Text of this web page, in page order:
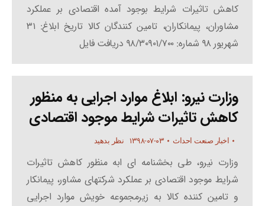
کاهش تاثیرات شرایط بوجود آمده اقتصادی بر عملکرد
مشاوران، پیمانکاران، تامین کنندگان کالا تاریخ ابلاغ: ۳۱
شهریور ۹۸ شماره: ۹۸/۳۰۹۰۱/۷۰۰ دریافت فایل
وزارت نیرو: ابلاغ موارد اجرایی به منظور
کاهش تاثیرات شرایط موجود اقتصادی
اخبار صنعت احداث ۱۳۹۸-۰۷-۰۳ نظر بدهید
وزارت نیرو، طی بخشنامه ای ابه منظور کاهش تاثیرات
شرایط موجود اقتصادی بر عملکرد شرکتهای مشاور، پیمانکار
و تامین کننده کالا به زیرمجموعه خویش موارد اجرایی